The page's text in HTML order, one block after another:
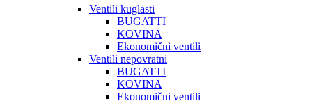
Ventili kuglasti
BUGATTI
KOVINA
Ekonomični ventili
Ventili nepovratni
BUGATTI
KOVINA
Ekonomični ventili